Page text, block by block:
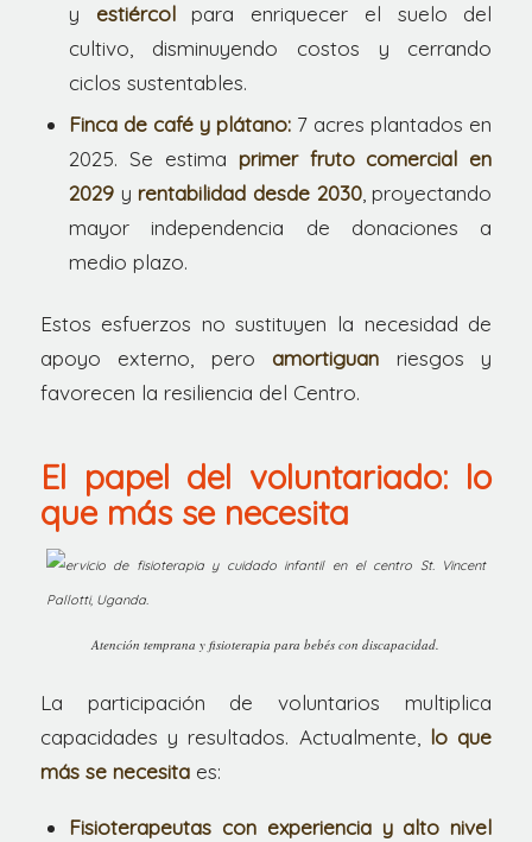
y estiércolpara enriquecer el suelo del
cultivo, disminuyendo costos y cerrando
ciclos sustentables.
Finca de café y plátano: 7 acres plantados en
2025. Se estima primer fruto comercial en
2029yrentabilidad desde 2030, proyectando
mayor independencia de donaciones a
medio plazo.
Estos esfuerzos no sustituyen la necesidad de
apoyo externo, pero amortiguan riesgos y
favorecen la resiliencia del Centro.
El papel del voluntariado: lo
que más se necesita
Atención temprana y fisioterapia para bebés con discapacidad.
La participación de voluntarios multiplica
capacidades y resultados. Actualmente, lo que
más se necesitaes:
Fisioterapeutas con experiencia y alto nivel